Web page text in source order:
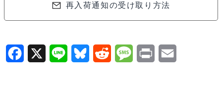
2.3-
3.0
再入荷通知の受け取り方法
X B R M P